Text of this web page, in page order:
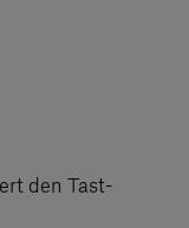
den Tast-